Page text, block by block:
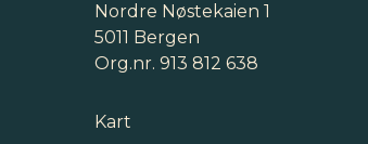
Nordre Nøstekaien 1
5011 Bergen
Org.nr. 913 812 638
Kart